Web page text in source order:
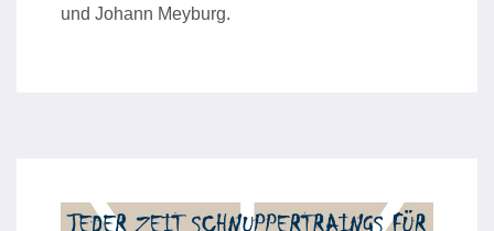
und Johann Meyburg.